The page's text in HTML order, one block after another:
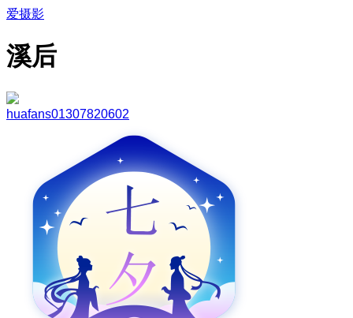
爱摄影
溪后
huafans01307820602